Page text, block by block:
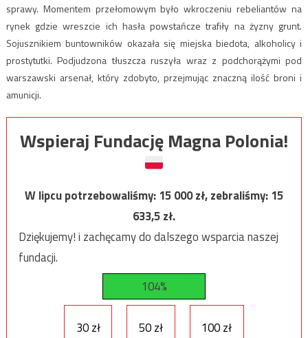
sprawy. Momentem przełomowym było wkroczeniu rebeliantów na
rynek gdzie wreszcie ich hasła powstańcze trafiły na żyzny grunt.
Sojusznikiem buntowników okazała się miejska biedota, alkoholicy i
prostytutki. Podjudzona tłuszcza ruszyła wraz z podchorążymi pod
warszawski arsenał, który zdobyto, przejmując znaczną ilość broni i
amunicji.
Wspieraj Fundację Magna Polonia!
W lipcu potrzebowaliśmy:15 000zł, zebraliśmy:15
633,5zł.
Dziękujemy! i zachęcamy do dalszego wsparcia naszej
fundacji.
104%
30 zł 50 zł 100 zł